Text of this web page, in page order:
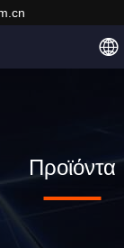
Προϊόντα